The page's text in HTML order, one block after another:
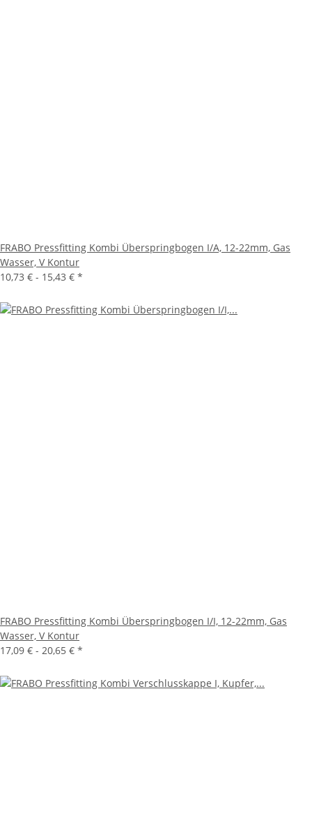
FRABO Pressfitting Kombi Überspringbogen I/A, 12-22mm, Gas
Wasser, V Kontur
10,73 € - 15,43 € *
FRABO Pressfitting Kombi Überspringbogen I/I, 12-22mm, Gas
Wasser, V Kontur
17,09 € - 20,65 € *